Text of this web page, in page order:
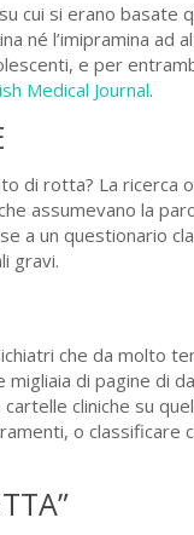
cui si erano
né l’imipramina ad
e per
Medical Journal.
di rotta? La
assumevano la
a un questionario
gravi.
che da molto
migliaia di pagine di
cliniche su
o